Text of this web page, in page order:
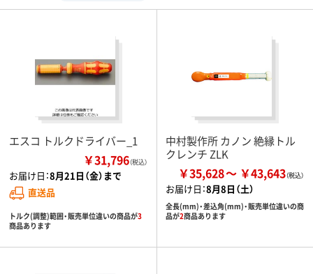
エスコ トルクドライバー_1
￥31,796（税込）
お届け日：8月21日（金）まで
直送品
トルク(調整)範囲・販売単位違いの商品が3
商品あります
中村製作所 カノン 絶縁トル
クレンチ ZLK
￥35,628 ￥43,643
お届け日：8月8日（土）
全長(mm)・差込角(mm)・販売単位違いの商
品が2商品あります